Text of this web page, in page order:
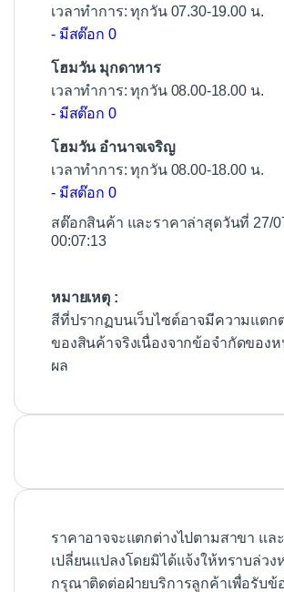
เวลาทำการ: ทุกวัน 07.30-19.00 น.
- มีสต๊อก 0
โฮมวัน มุกดาหาร
เวลาทำการ: ทุกวัน 08.00-18.00 น.
- มีสต๊อก 0
โฮมวัน อำนาจเจริญ
เวลาทำการ: ทุกวัน 08.00-18.00 น.
- มีสต๊อก 0
สต๊อกสินค้า และราคาล่าสุดวันที่ 27/
00:07:13
หมายเหตุ :
สีที่ปรากฏบนเว็บไซต์อาจมีความแตก
ของสินค้าจริงเนื่องจากข้อจำกัดของ
ผล
ราคาอาจจะแตกต่างไปตามสาขา แล
เปลี่ยนแปลงโดยมิได้แจ้งให้ทราบล่วง
กรุณาติดต่อฝ่ายบริการลูกค้าเพื่อรับข้